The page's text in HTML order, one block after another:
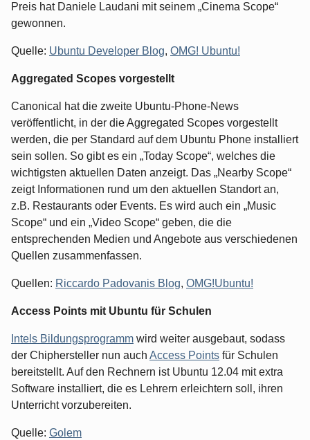
Preis hat Daniele Laudani mit seinem „Cinema Scope“
gewonnen.
Quelle: Ubuntu Developer Blog, OMG! Ubuntu!
Aggregated Scopes vorgestellt
Canonical hat die zweite Ubuntu-Phone-News
veröffentlicht, in der die Aggregated Scopes vorgestellt
werden, die per Standard auf dem Ubuntu Phone installiert
sein sollen. So gibt es ein „Today Scope“, welches die
wichtigsten aktuellen Daten anzeigt. Das „Nearby Scope“
zeigt Informationen rund um den aktuellen Standort an,
z.B. Restaurants oder Events. Es wird auch ein „Music
Scope“ und ein „Video Scope“ geben, die die
entsprechenden Medien und Angebote aus verschiedenen
Quellen zusammenfassen.
Quellen: Riccardo Padovanis Blog, OMG!Ubuntu!
Access Points mit Ubuntu für Schulen
Intels Bildungsprogramm wird weiter ausgebaut, sodass
der Chiphersteller nun auch Access Points für Schulen
bereitstellt. Auf den Rechnern ist Ubuntu 12.04 mit extra
Software installiert, die es Lehrern erleichtern soll, ihren
Unterricht vorzubereiten.
Quelle: Golem